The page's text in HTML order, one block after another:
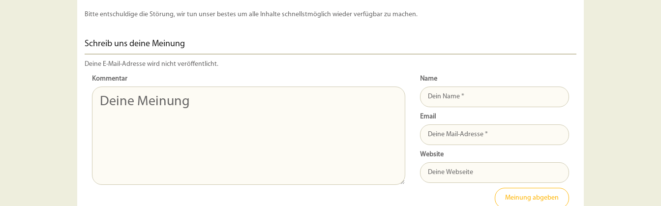
Bitte entschuldige die Störung, wir tun unser bestes um alle Inhalte schnellstmöglich wieder verfügbar zu machen.
Schreib uns deine Meinung
Deine E-Mail-Adresse wird nicht veröffentlicht.
Kommentar
Name
Email
Website